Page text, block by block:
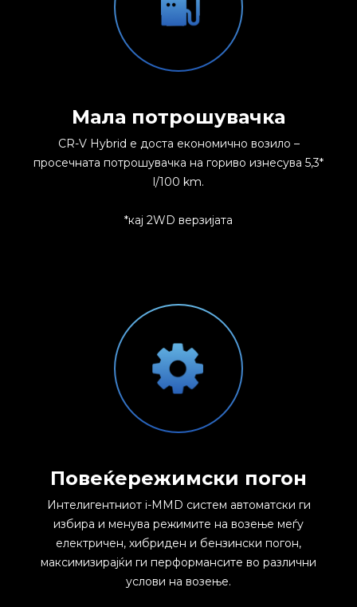
Мала потрошувачка
CR-V Hybrid е доста економично возило –
просечната потрошувачка на гориво изнесува 5,3*
l/100 km.
*кај 2WD верзијата
Повеќережимски погон
Интелигентниот i-MMD систем автоматски ги
избира и менува режимите на возење меѓу
електричен, хибриден и бензински погон,
максимизирајќи ги перформансите во различни
услови на возење.